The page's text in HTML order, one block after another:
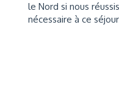
le Nord si nous
nécessaire à ce